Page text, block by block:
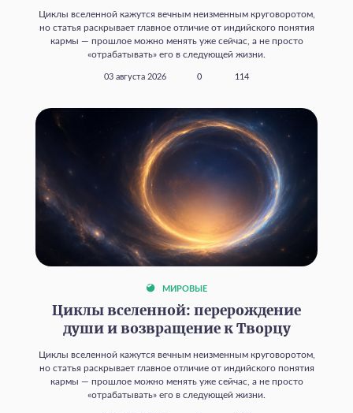
Циклы вселенной кажутся вечным неизменным круговоротом,
но статья раскрывает главное отличие от индийского понятия
кармы — прошлое можно менять уже сейчас, а не просто
«отрабатывать» его в следующей жизни.
03 августа 2026 0 114
МИРОВЫЕ
Циклы вселенной: перерождение
души и возвращение к Творцу
Циклы вселенной кажутся вечным неизменным круговоротом,
но статья раскрывает главное отличие от индийского понятия
кармы — прошлое можно менять уже сейчас, а не просто
«отрабатывать» его в следующей жизни.